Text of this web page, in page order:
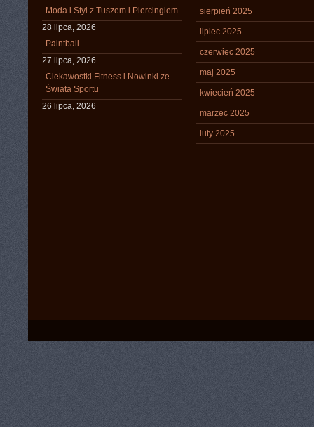
Moda i Styl z Tuszem i Piercingiem
28 lipca, 2026
Paintball
27 lipca, 2026
Ciekawostki Fitness i Nowinki ze
Świata Sportu
26 lipca, 2026
sierpień 2025
lipiec 2025
czerwiec 2025
maj 2025
kwiecień 2025
marzec 2025
luty 2025